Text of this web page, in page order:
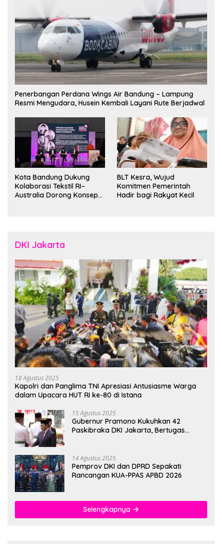
Penerbangan Perdana Wings Air Bandung – Lampung
Resmi Mengudara, Husein Kembali Layani Rute Berjadwal
Kota Bandung Dukung
Kolaborasi Tekstil RI–
Australia Dorong Konsep
BLT Kesra, Wujud
Komitmen Pemerintah
Hadir bagi Rakyat Kecil
DKI Jakarta
18 Agustus 2025
Kapolri dan Panglima TNI Apresiasi Antusiasme Warga
dalam Upacara HUT RI ke-80 di Istana
15 Agustus 2025
Gubernur Pramono Kukuhkan 42
Paskibraka DKI Jakarta, Bertugas
14 Agustus 2025
Pemprov DKI dan DPRD Sepakati
Rancangan KUA-PPAS APBD 2026
Selengkapnya